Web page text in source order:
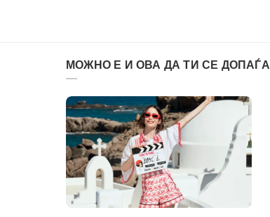
МОЖНО Е И ОВА ДА ТИ СЕ ДОПАЃА